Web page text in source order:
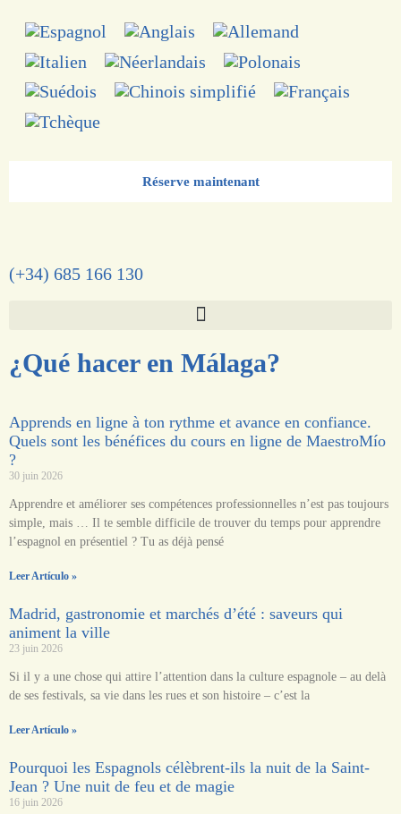
Réserve maintenant
(+34) 685 166 130
¿Qué hacer en Málaga?
Apprends en ligne à ton rythme et avance en confiance.
Quels sont les bénéfices du cours en ligne de MaestroMío
?
30 juin 2026
Apprendre et améliorer ses compétences professionnelles n’est pas toujours
simple, mais … Il te semble difficile de trouver du temps pour apprendre
l’espagnol en présentiel ? Tu as déjà pensé
Leer Artículo »
Madrid, gastronomie et marchés d’été : saveurs qui
animent la ville
23 juin 2026
Si il y a une chose qui attire l’attention dans la culture espagnole – au delà
de ses festivals, sa vie dans les rues et son histoire – c’est la
Leer Artículo »
Pourquoi les Espagnols célèbrent-ils la nuit de la Saint-
Jean ? Une nuit de feu et de magie
16 juin 2026